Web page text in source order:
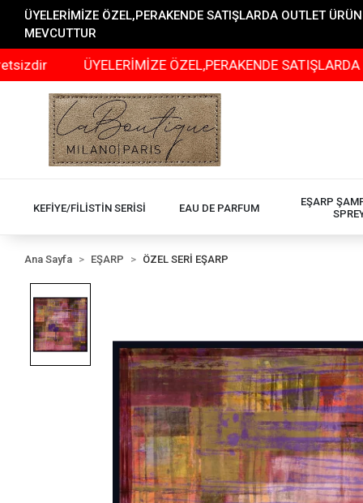
ÜYELERİMİZE ÖZEL,PERAKENDE SATIŞLARDA OUTLET
MEVCUTTUR
ÜYELERİMİZE ÖZEL,PERAKENDE SATIŞLARDA
KEFİYE/FİLİSTİN SERİSİ EAU DE PARFUM
EŞARP
Ana Sayfa EŞARP ÖZEL SERİ EŞARP